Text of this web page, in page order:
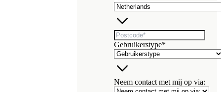
Gebruikerstype*
Neem contact met mij op via: